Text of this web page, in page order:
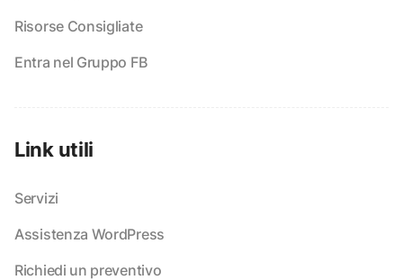
Risorse Consigliate
Entra nel Gruppo FB
Link utili
Servizi
Assistenza WordPress
Richiedi un preventivo